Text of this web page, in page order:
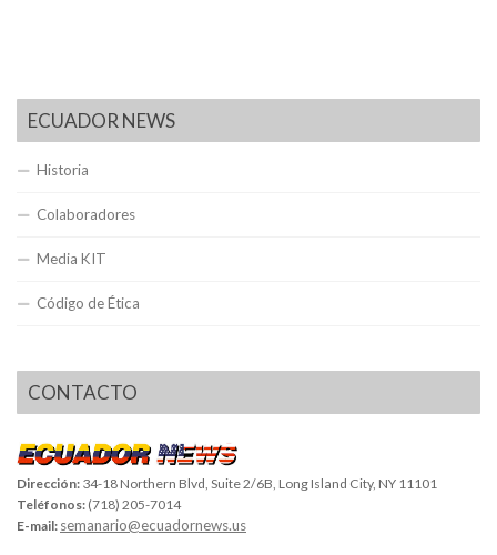
ECUADOR NEWS
Historia
Colaboradores
Media KIT
Código de Ética
CONTACTO
Dirección: 34-18 Northern Blvd, Suite 2/6B, Long Island City, NY 11101
Teléfonos: (718) 205-7014
E-mail: semanario@ecuadornews.us